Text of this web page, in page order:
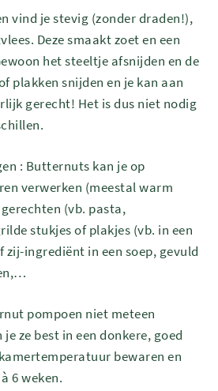
vind je stevig (zonder draden!),
Deze smaakt zoet en een
het steeltje afsnijden en de
plakken snijden en je kan aan
gerecht! Het is dus niet nodig
: Butternuts kan je op
verwerken (meestal warm
(vb. pasta,
stukjes of plakjes (vb. in een
zij-ingrediënt in een soep, gevuld
pompoen niet meteen
ze best in een donkere, goed
bewaren en
6 weken.